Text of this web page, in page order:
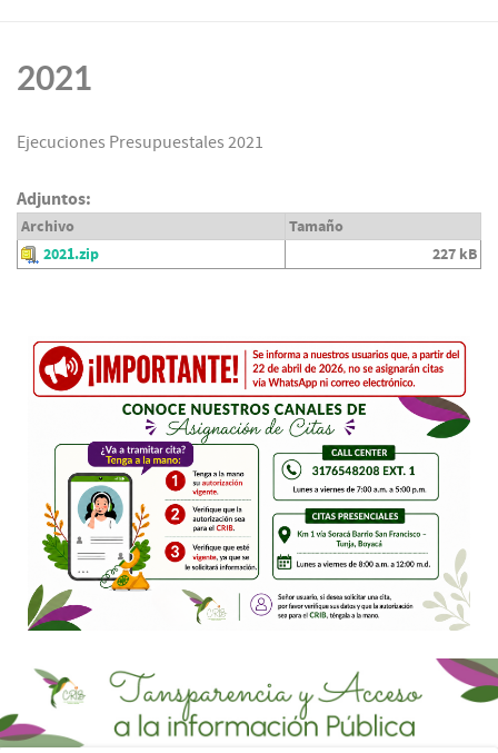
2021
Ejecuciones Presupuestales 2021
Adjuntos:
Archivo
Tamaño
2021.zip
227 kB